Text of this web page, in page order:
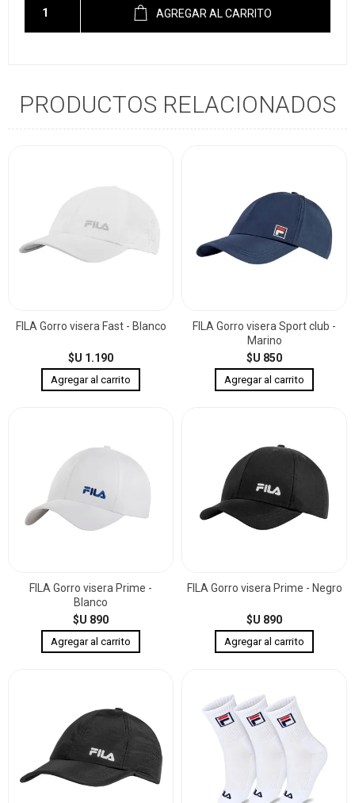
AGREGAR AL CARRITO
PRODUCTOS RELACIONADOS
FILA Gorro visera Fast - Blanco
$U 1.190
FILA Gorro visera Sport club -
Marino
$U 850
FILA Gorro visera Prime -
Blanco
$U 890
FILA Gorro visera Prime - Negro
$U 890